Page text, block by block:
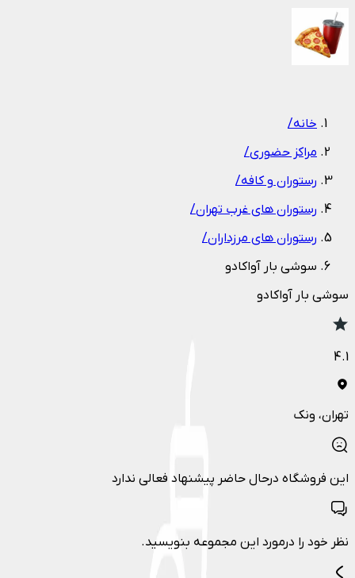
خانه/
مراکز حضوری/
رستوران و کافه/
رستوران های غرب تهران/
رستوران های مرزداران/
سوشی بار آواکادو
سوشی بار آواکادو
4.1
تهران، ونک
این فروشگاه درحال حاضر پیشنهاد فعالی ندارد
نظر خود را درمورد این مجموعه بنویسید.